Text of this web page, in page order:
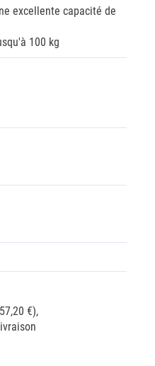
excellente capacité de
100 kg
€),